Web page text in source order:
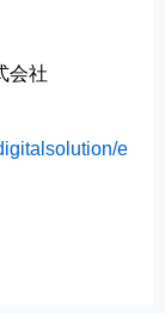
社
e